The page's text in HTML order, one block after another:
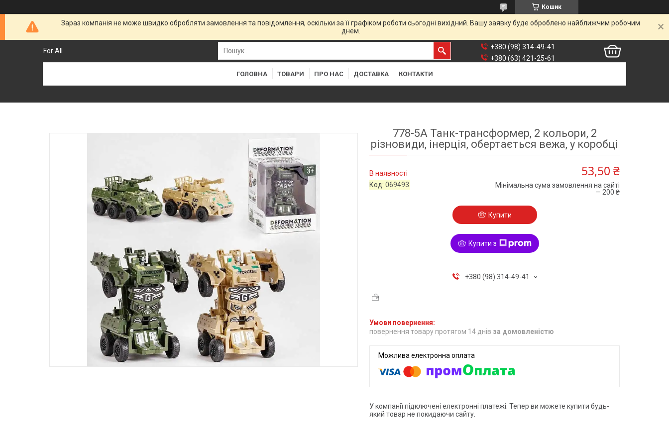
Кошик
Зараз компанія не може швидко обробляти замовлення та повідомлення, оскільки за її графіком роботи сьогодні вихідний. Вашу заявку буде оброблено найближчим робочим
днем.
For All
+380 (98) 314-49-41
+380 (63) 421-25-61
ГОЛОВНА ТОВАРИ ПРО НАС ДОСТАВКА КОНТАКТИ
778-5A Танк-трансформер, 2 кольори, 2
різновиди, інерція, обертається вежа, у коробці
В наявності
Код:069493
53,50 ₴
Мінімальна сума замовлення на сайті
— 200 ₴
Купити
Купити з
+380 (98) 314-49-41
повернення товару протягом 14 днів за домовленістю
У компанії підключені електронні платежі. Тепер ви можете купити будь-
який товар не покидаючи сайту.